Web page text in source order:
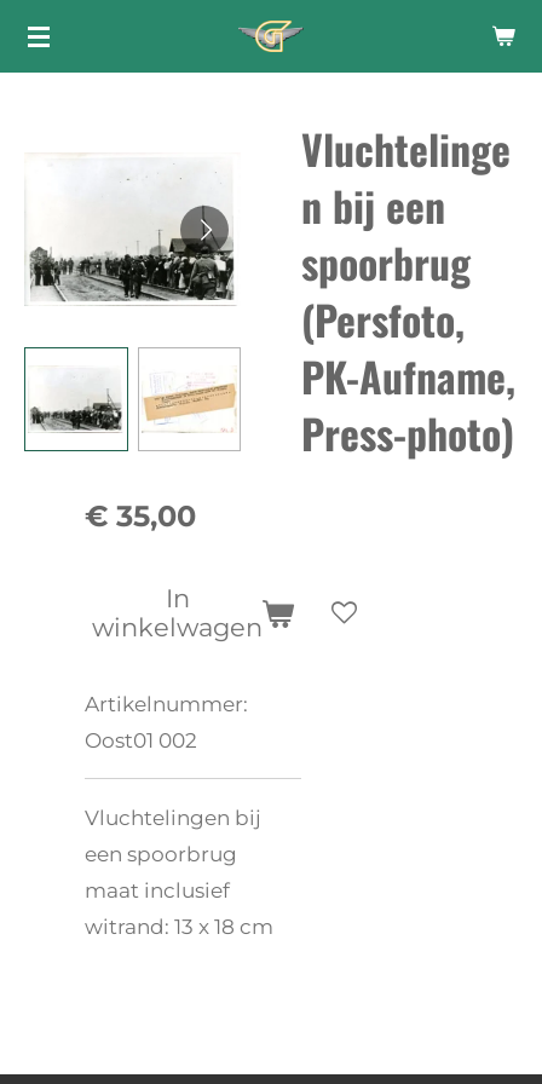
Ga
hoofdinhoud
Vluchtelinge
n bij een
spoorbrug
(Persfoto,
PK-Aufname,
Press-photo)
€ 35,00
In
winkelwagen
Artikelnummer:
Oost01 002
Vluchtelingen bij
een spoorbrug
maat inclusief
witrand: 13 x 18 cm